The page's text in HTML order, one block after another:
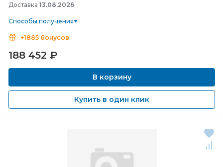
Доставка 13.08.2026
Способы получения
+1885 бонусов
188 452 ₽
В корзину
Купить в один клик